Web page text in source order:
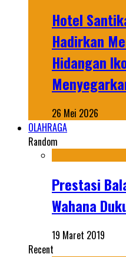
Hotel
Hadirkan
Hidangan
26 Mei 2026
OLAHRAGA
Random
Prestasi
Wahana
19 Maret 2019
Recent